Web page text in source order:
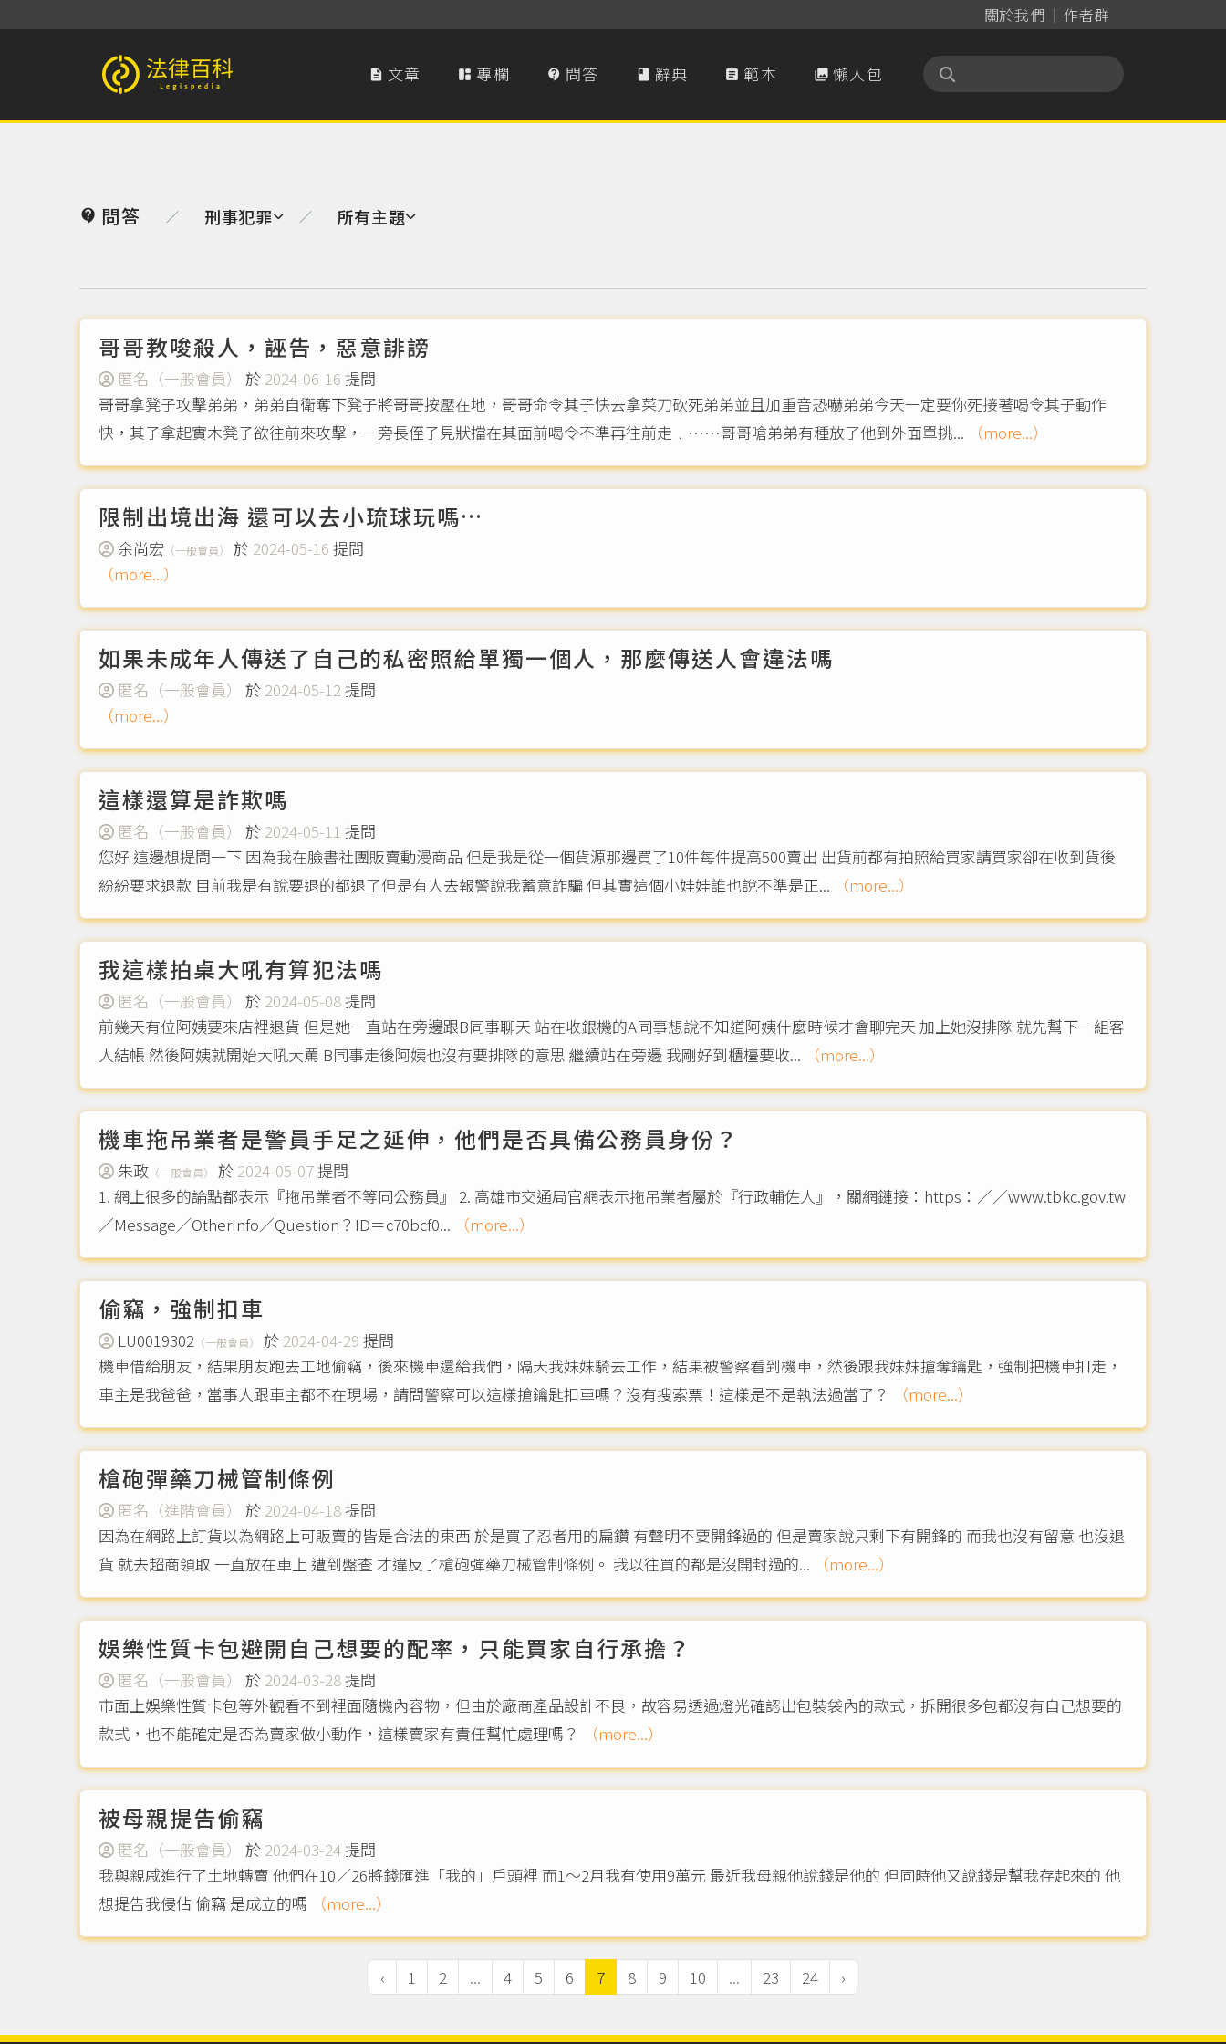
關於我們 作者群
法律百科 Legispedia  文章  專欄  問答  辭典  範本  懶人包
 問答 ／ 刑事犯罪 ／ 所有主題
哥哥教唆殺人，誣告，惡意誹謗
匿名（一般會員） 於 2024-06-16 提問
哥哥拿凳子攻擊弟弟，弟弟自衛奪下凳子將哥哥按壓在地，哥哥命令其子快去拿菜刀砍死弟弟並且加重音恐嚇弟弟今天一定要你死接著喝令其子動作
快，其子拿起實木凳子欲往前來攻擊，一旁長侄子見狀擋在其面前喝令不準再往前走﹒……哥哥嗆弟弟有種放了他到外面單挑...
（more...）
限制出境出海 還可以去小琉球玩嗎…
余尚宏 （一般會員） 於 2024-05-16 提問
（more...）
如果未成年人傳送了自己的私密照給單獨一個人，那麼傳送人會違法嗎
匿名（一般會員） 於 2024-05-12 提問
（more...）
這樣還算是詐欺嗎
匿名（一般會員） 於 2024-05-11 提問
您好 這邊想提問一下 因為我在臉書社團販賣動漫商品 但是我是從一個貨源那邊買了10件每件提高500賣出 出貨前都有拍照給買家請買家卻在收到貨後
紛紛要求退款 目前我是有說要退的都退了但是有人去報警說我蓄意詐騙 但其實這個小娃娃誰也說不準是正...
（more...）
我這樣拍桌大吼有算犯法嗎
匿名（一般會員） 於 2024-05-08提問
前幾天有位阿姨要來店裡退貨 但是她一直站在旁邊跟B同事聊天 站在收銀機的A同事想說不知道阿姨什麼時候才會聊完天 加上她沒排隊 就先幫下一組客
人結帳 然後阿姨就開始大吼大罵 B同事走後阿姨也沒有要排隊的意思 繼續站在旁邊 我剛好到櫃檯要收...
（more...）
機車拖吊業者是警員手足之延伸，他們是否具備公務員身份？
朱政 （一般會員） 於 2024-05-07提問
1. 網上很多的論點都表示『拖吊業者不等同公務員』 2. 高雄市交通局官網表示拖吊業者屬於『行政輔佐人』，關網鏈接：https：／／www.tbkc.gov.tw
／Message／OtherInfo／Question？ID＝c70bcf0...
（more...）
偷竊，強制扣車
LU0019302 （一般會員） 於 2024-04-29 提問
機車借給朋友，結果朋友跑去工地偷竊，後來機車還給我們，隔天我妹妹騎去工作，結果被警察看到機車，然後跟我妹妹搶奪鑰匙，強制把機車扣走，
車主是我爸爸，當事人跟車主都不在現場，請問警察可以這樣搶鑰匙扣車嗎？沒有搜索票！這樣是不是執法過當了？
（more...）
槍砲彈藥刀械管制條例
匿名（進階會員） 於 2024-04-18提問
因為在網路上訂貨以為網路上可販賣的皆是合法的東西 於是買了忍者用的扁鑽 有聲明不要開鋒過的 但是賣家說只剩下有開鋒的 而我也沒有留意 也沒退
貨 就去超商領取 一直放在車上 遭到盤查 才違反了槍砲彈藥刀械管制條例。 我以往買的都是沒開封過的...
（more...）
娛樂性質卡包避開自己想要的配率，只能買家自行承擔？
匿名（一般會員） 於 2024-03-28提問
市面上娛樂性質卡包等外觀看不到裡面隨機內容物，但由於廠商產品設計不良，故容易透過燈光確認出包裝袋內的款式，拆開很多包都沒有自己想要的
款式，也不能確定是否為賣家做小動作，這樣賣家有責任幫忙處理嗎？
（more...）
被母親提告偷竊
匿名（一般會員） 於 2024-03-24提問
我與親戚進行了土地轉賣 他們在10／26將錢匯進「我的」戶頭裡 而1～2月我有使用9萬元 最近我母親他說錢是他的 但同時他又說錢是幫我存起來的 他
想提告我侵佔 偷竊 是成立的嗎
（more...）
‹ 1 2 ... 4 5 6 7 8 9 10 ... 23 24 ›